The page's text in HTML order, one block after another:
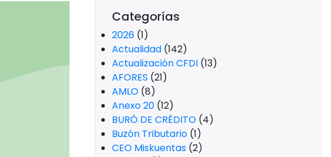
Categorías
2026 (1)
Actualidad (142)
Actualización CFDI (13)
AFORES (21)
AMLO (8)
Anexo 20 (12)
BURÓ DE CRÉDITO (4)
Buzón Tributario (1)
CEO Miskuentas (2)